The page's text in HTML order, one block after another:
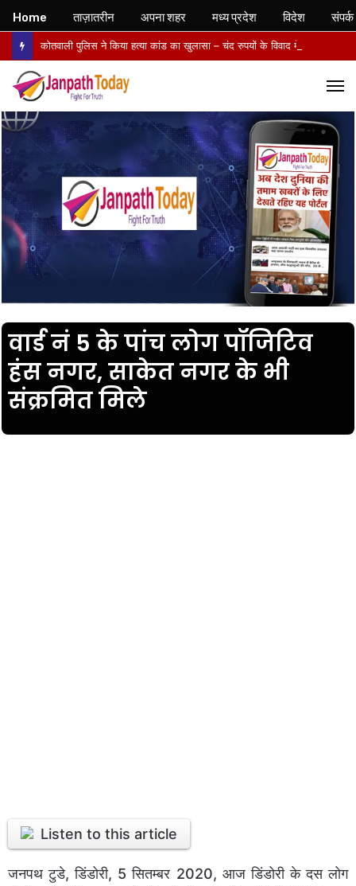
वार्ड नं 5 के पांच लोग पॉजिटिव
हंस नगर, साकेत नगर के भी
संक्रमित मिले
Listen to this article
जनपथ टुडे, डिंडोरी, 5 सितम्बर 2020, आज डिंडोरी के दस लोग
Home ताज़ातरीन अपना शहर मध्य प्रदेश विदेश संपर्क